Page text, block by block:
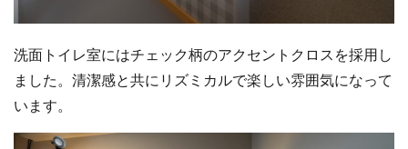
洗面トイレ室にはチェック柄のアクセントクロスを採用し
ました。清潔感と共にリズミカルで楽しい雰囲気になって
います。